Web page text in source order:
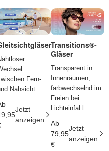
Fern-
Nahsicht
Jetzt
anzeigen
Transitions®-
Gläser
Transparent in
Innenräumen,
farbwechselnd im
Freien bei
Lichteinfal.l
Ab
79,95
€
Jetzt
anzeigen